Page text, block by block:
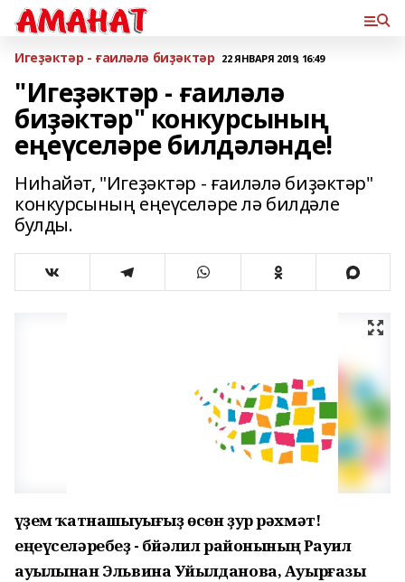
Игеҙәктәр - ғаиләлә биҙәктәр 22 ЯНВАРЯ 2019, 16:49
"Игеҙәктәр - ғаиләлә
биҙәктәр" конкурсының
еңеүселәре билдәләнде!
Ниһайәт, "Игеҙәктәр - ғаиләлә биҙәктәр"
конкурсының еңеүселәре лә билдәле
булды.
Әүҙем ҡатнашыуығыҙ өсөн ҙур рәхмәт! Ә
еңеүселәребеҙ - Әбйәлил районының Рауил
ауылынан Эльвина Уйылданова, Ауырғазы